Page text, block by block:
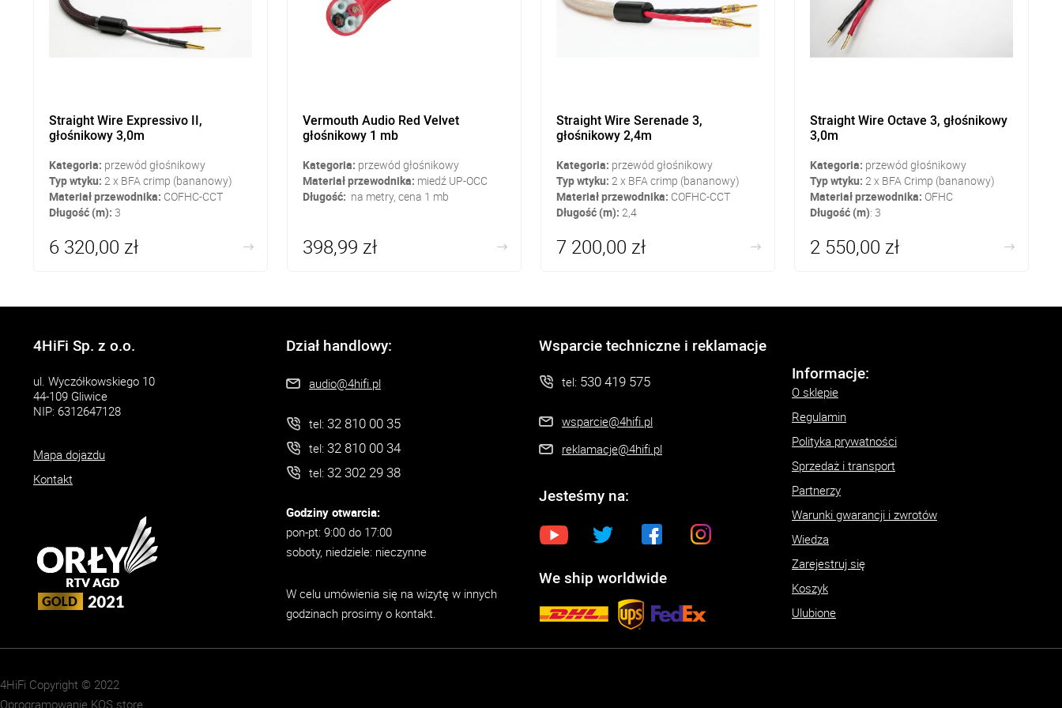
Straight Wire Expressivo II,
głośnikowy 3,0m
Kategoria: przewód głośnikowy
Typ wtyku: 2 x BFA crimp (bananowy)
Materiał przewodnika: COFHC-CCT
Długość (m): 3
6 320,00 zł
Vermouth Audio Red Velvet
głośnikowy 1 mb
Kategoria: przewód głośnikowy
Materiał przewodnika: miedź UP-OCC
Długość: na metry, cena 1 mb
398,99 zł
Straight Wire Serenade 3,
głośnikowy 2,4m
Kategoria: przewód głośnikowy
Typ wtyku: 2 x BFA crimp (bananowy)
Materiał przewodnika: COFHC-CCT
Długość (m): 2,4
7 200,00 zł
Straight Wire Octave 3, głośnikowy
3,0m
Kategoria: przewód głośnikowy
Typ wtyku: 2 x BFA Crimp (bananowy)
Materiał przewodnika: OFHC
Długość (m): 3
2 550,00 zł
4HiFi Sp. z o.o.
ul. Wyczółkowskiego 10
44-109 Gliwice
NIP: 6312647128
Mapa dojazdu
Kontakt
Dział handlowy:
audio@4hifi.pl
tel: 32 810 00 35
tel: 32 810 00 34
tel: 32 302 29 38
Godziny otwarcia:
pon-pt: 9:00 do 17:00
soboty, niedziele: nieczynne
W celu umówienia się na wizytę w innych
godzinach prosimy o kontakt.
Wsparcie techniczne i reklamacje
tel: 530 419 575
wsparcie@4hifi.pl
reklamacje@4hifi.pl
Jesteśmy na:
We ship worldwide
Informacje:
O sklepie
Regulamin
Polityka prywatności
Sprzedaż i transport
Partnerzy
Warunki gwarancji i zwrotów
Wiedza
Zarejestruj się
Koszyk
Ulubione
4HiFi Copyright © 2022
Oprogramowanie KQS.store